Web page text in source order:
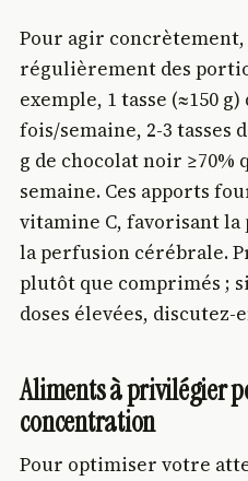
Pour agir concrètement,
régulièrement des
exemple, 1 tasse (≈150
fois/semaine, 2-3 tasses
g de chocolat noir ≥70%
semaine. Ces apports
vitamine C, favorisant
la perfusion cérébrale.
plutôt que comprimés ;
doses élevées,
Aliments à privilégier
concentration
Pour optimiser votre